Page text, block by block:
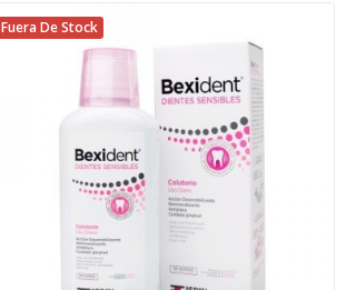
Fuera De Stock